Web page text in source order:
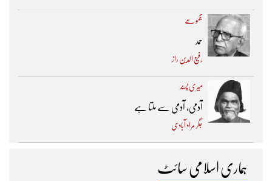
مجموعے
حمد
رفیع الدین راز
میری پسند
آدمی، آدمی سے ملتا ہے
جگر مراد آبادی
ہماری اسلامی سائٹ